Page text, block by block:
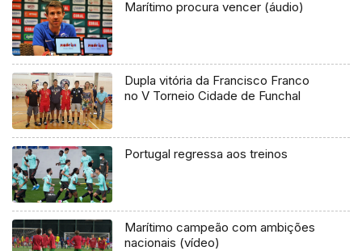
Marítimo procura vencer (áudio)
Dupla vitória da Francisco Franco
no V Torneio Cidade de Funchal
Portugal regressa aos treinos
Marítimo campeão com ambições
nacionais (vídeo)